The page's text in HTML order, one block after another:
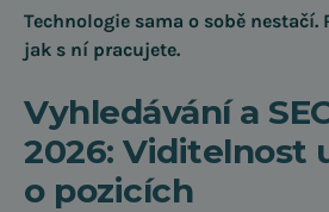
Technologie sama o sobě nestačí.
jak s ní pracujete.
Vyhledávání a
2026: Viditelnost
o pozicích